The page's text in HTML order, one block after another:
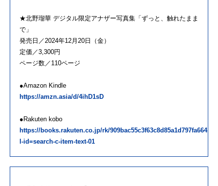
★北野瑠華 デジタル限定アナザー写真集「ずっと、触れたまま
で」
発売日／2024年12月20日（金）
定価／3,300円
ページ数／110ページ
●Amazon Kindle
https://amzn.asia/d/4ihD1sD
●Rakuten kobo
https://books.rakuten.co.jp/rk/
l-id=search-c-item-text-01